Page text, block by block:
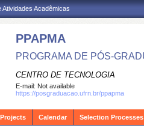
Acadêmicas
PPAPMA
PROGRAMA DE PÓS-
CENTRO DE TECNOLOGIA
E-mail: Not available
https://posgraduacao.ufrn.br/ppapma
Calendar Selection Processes